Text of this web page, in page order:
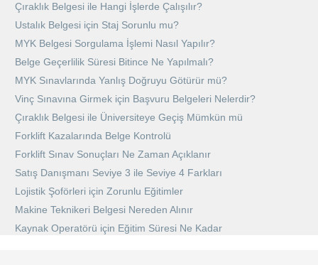
Çıraklık Belgesi ile Hangi İşlerde Çalışılır?
Ustalık Belgesi için Staj Sorunlu mu?
MYK Belgesi Sorgulama İşlemi Nasıl Yapılır?
Belge Geçerlilik Süresi Bitince Ne Yapılmalı?
MYK Sınavlarında Yanlış Doğruyu Götürür mü?
Vinç Sınavına Girmek için Başvuru Belgeleri Nelerdir?
Çıraklık Belgesi ile Üniversiteye Geçiş Mümkün mü
Forklift Kazalarında Belge Kontrolü
Forklift Sınav Sonuçları Ne Zaman Açıklanır
Satış Danışmanı Seviye 3 ile Seviye 4 Farkları
Lojistik Şoförleri için Zorunlu Eğitimler
Makine Teknikeri Belgesi Nereden Alınır
Kaynak Operatörü için Eğitim Süresi Ne Kadar